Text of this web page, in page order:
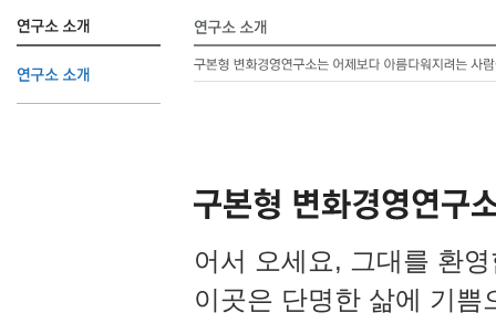
어서 오세요, 그대를 환
이곳은 단명한 삶에 기쁨